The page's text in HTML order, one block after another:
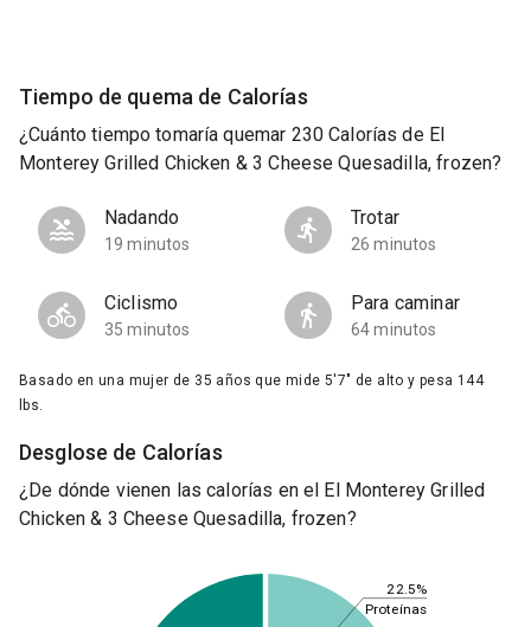
Tiempo de quema de Calorías
¿Cuánto tiempo tomaría quemar 230 Calorías de El
Monterey Grilled Chicken & 3 Cheese Quesadilla, frozen?
Nadando
19 minutos
Trotar
26 minutos
Ciclismo
35 minutos
Para caminar
64 minutos
Basado en una mujer de 35 años que mide 5'7" de alto y pesa 144
lbs.
Desglose de Calorías
¿De dónde vienen las calorías en el El Monterey Grilled
Chicken & 3 Cheese Quesadilla, frozen?
22.5%
Proteínas